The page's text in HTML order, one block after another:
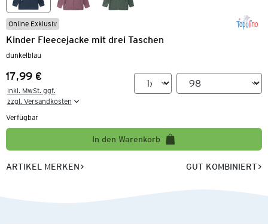
Online Exklusiv
Kinder Fleecejacke mit drei Taschen
dunkelblau
Preis:
17,99 €
inkl. MwSt. ggf.
zzgl. Versandkosten
Verfügbar
In den Warenkorb
ARTIKEL MERKEN GUT KOMBINIERT